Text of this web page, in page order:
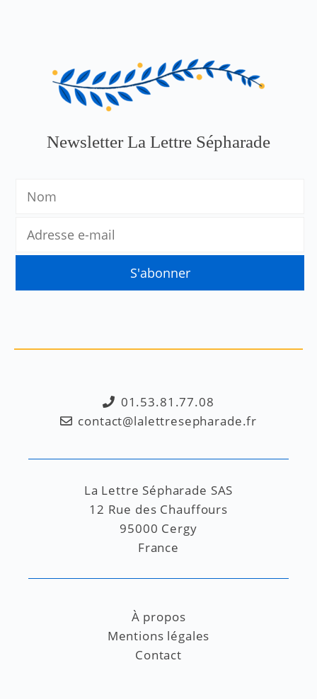
Newsletter La Lettre Sépharade
01.53.81.77.08
contact@lalettresepharade.fr
La Lettre Sépharade SAS
12 Rue des Chauffours
95000 Cergy
France
À propos
Mentions légales
Contact